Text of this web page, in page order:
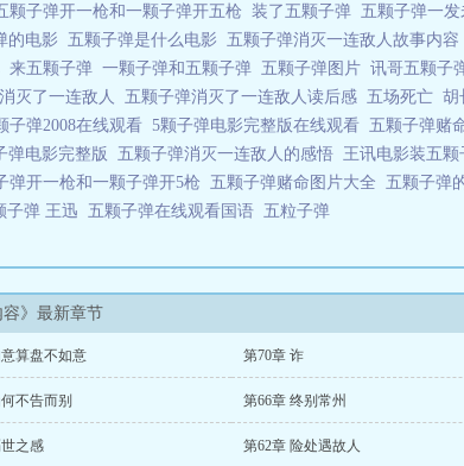
颗子弹开一枪和一颗子弹开五枪 装了五颗子弹 五颗子弹一发
的电影 五颗子弹是什么电影 五颗子弹消灭一连敌人故事内容
来五颗子弹 一颗子弹和五颗子弹 五颗子弹图片 讯哥五颗子
灭了一连敌人 五颗子弹消灭了一连敌人读后感 五场死亡 胡
子弹2008在线观看 5颗子弹电影完整版在线观看 五颗子弹赌
弹电影完整版 五颗子弹消灭一连敌人的感悟 王讯电影装五颗
弹开一枪和一颗子弹开5枪 五颗子弹赌命图片大全 五颗子弹
子弹 王迅 五颗子弹在线观看国语 五粒子弹
容》最新章节
算盘不如意 第70章 诈
不告而别 第66章 终别常州
之感 第62章 险处遇故人